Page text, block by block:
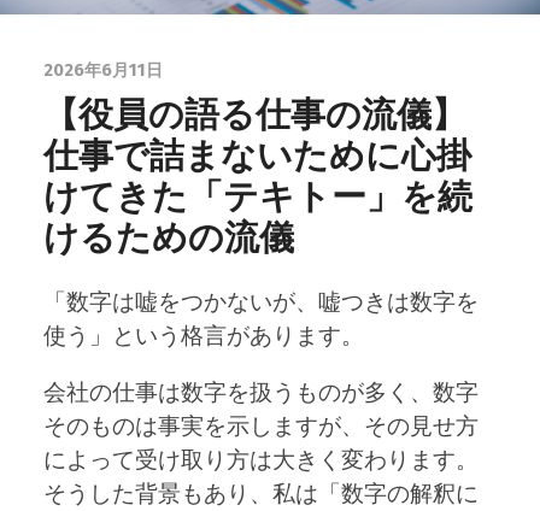
2026年6月11日
【役員の語る仕事の流儀】
仕事で詰まないために心掛
けてきた「テキトー」を続
けるための流儀
「数字は嘘をつかないが、嘘つきは数字を
使う」という格言があります。
会社の仕事は数字を扱うものが多く、数字
そのものは事実を示しますが、その見せ方
によって受け取り方は大きく変わります。
そうした背景もあり、私は「数字の解釈に